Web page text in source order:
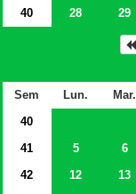
40
28 29
Sem Lun. Mar.
40
41
5 6
42
12 13